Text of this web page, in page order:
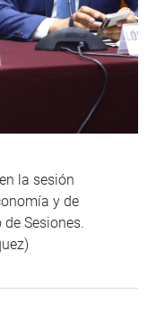
la sesión
y de
Sesiones.